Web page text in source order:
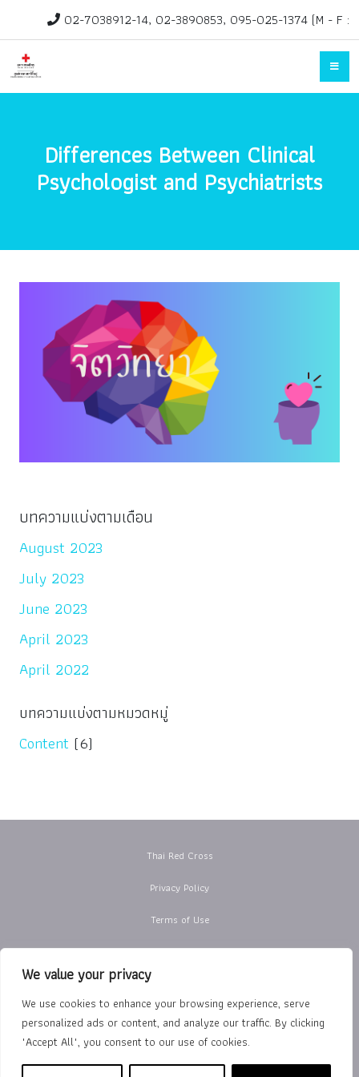
We value your privacy
We use cookies to enhance your browsing experience, serve
personalized ads or content, and analyze our traffic. By clicking
"Accept All", you consent to our use of cookies.
02-7038912-14, 02-3890853, 095-025-1374 (M - F :
rehab@redcross.or.th
Differences Between Clinical
Psychologist and Psychiatrists
บทความแบ่งตามเดือน
August 2023
July 2023
June 2023
April 2023
April 2022
บทความแบ่งตามหมวดหมู่
Content (6)
Thai Red Cross
Privacy Policy
Terms of Use
Department of Rehabilitation Medicine
The Royal College of Physiatrists of Thailand
Copyright © 2026 Thai Red Cross Rehabilitation Center | นโยบาย
การคุ้มครองข้อมูลส่วนบุคคล|นโยบายคุกกี้|ข้อตกลงการใช้งาน